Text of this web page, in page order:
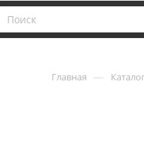
Главная — Каталог